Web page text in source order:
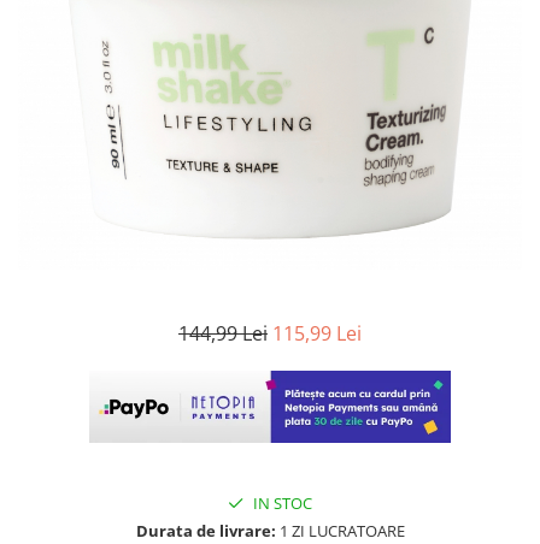
144,99 Lei 115,99 Lei
IN STOC
Durata de livrare: 1 ZI LUCRATOARE